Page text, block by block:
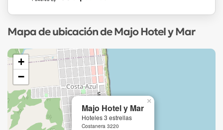
Mapa de ubicación de Majo Hotel y Mar
Majo Hotel y Mar
Hoteles 3 estrellas
Costanera 3220
×
+
−